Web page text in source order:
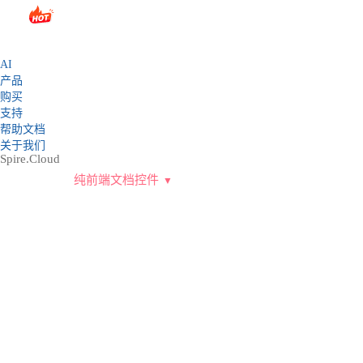
sales@e-iceblue.com
AI
产品
购买
支持
帮助文档
关于我们
Spire.Cloud
纯前端文档控件